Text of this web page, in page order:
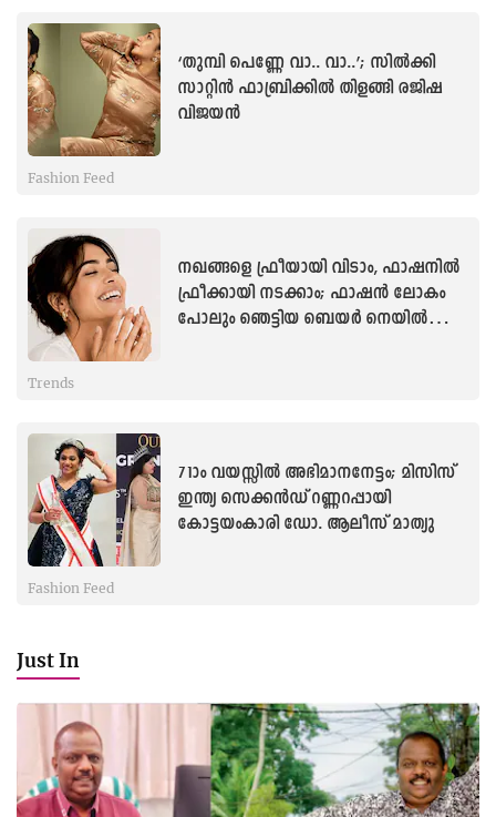
‘തുമ്പി പെണ്ണേ വാ.. വാ..’; സിൽക്കി
സാറ്റിൻ ഫാബ്രിക്കില്‍ തിളങ്ങി രജിഷ
വിജയന്‍
Fashion Feed
നഖങ്ങളെ ഫ്രീയായി വിടാം, ഫാഷനിൽ
ഫ്രീക്കായി നടക്കാം; ഫാഷൻ ലോകം
പോലും ഞെട്ടിയ ബെയർ നെയിൽസ്
Trends
71ാം വയസ്സില്‍ അഭിമാനനേട്ടം; മിസിസ്
ഇന്ത്യ സെക്കൻഡ് റണ്ണറപ്പായി
കോട്ടയംകാരി ഡോ. ആലീസ് മാത്യു
Fashion Feed
Just In